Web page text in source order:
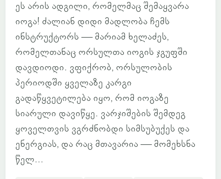
ეს არის ადგილი, რომელმაც შემაყვარა
იოგა! ძალიან დიდი მადლობა ჩემს
ინსტრუქტორს — მარიამ ხელაძეს,
რომელთანაც ორსულთა იოგის ჯგუფში
დავდიოდი. ვფიქრობ, ორსულობის
პერიოდში ყველაზე კარგი
გადაწყვეტილება იყო, რომ იოგაზე
სიარული დავიწყე. ვარჯიშების შემდეგ
ყოველთვის ვგრძნობდი სიმსუბუქეს და
ენერგიას, და რაც მთავარია — მომეხსნა
წელ...